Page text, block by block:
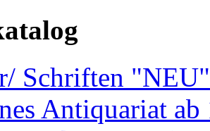
Schriften
Antiquariat